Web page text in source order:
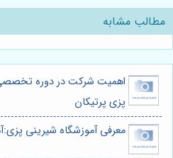
مطالب مشابه
اهمیت شرکت در دوره
پزی پرتیکان
معرفی آموزشگاه شیرینی